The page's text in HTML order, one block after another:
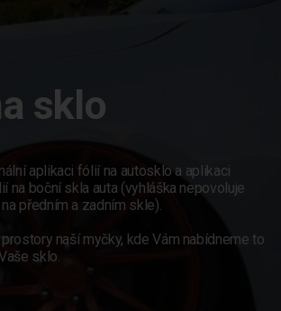
sklo
aplikaci fólií na autosklo a aplikaci
na boční skla auta (vyhláška nepovoluje
předním a zadním skle).
naší myčky, kde Vám nabídneme to
sklo.